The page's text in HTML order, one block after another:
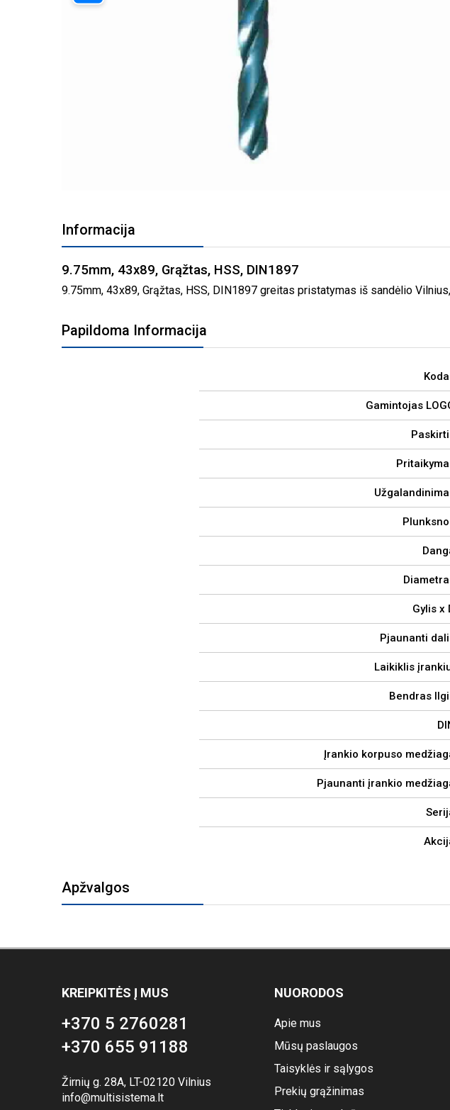
PAVEIKSLĖLIŲ
GALERIJOS
Informacija
9.75mm, 43x89, Grąžtas, HSS, DIN1897
9.75mm, 43x89, Grąžtas, HSS, DIN1897 greitas pristatymas iš sandėlio
Papildoma Informacija
Gamintojas
Gylis x
Pjaunanti
Laikiklis
Bendras
Įrankio korpuso
Pjaunanti įrankio
Apžvalgos
KREIPKITĖS Į MUS
+370 5 2760281
+370 655 91188
Žirnių g. 28A, LT-02120 Vilnius
info@multisistema.lt
NUORODOS
Apie mus
Mūsų paslaugos
Taisyklės ir sąlygos
Prekių grąžinimas